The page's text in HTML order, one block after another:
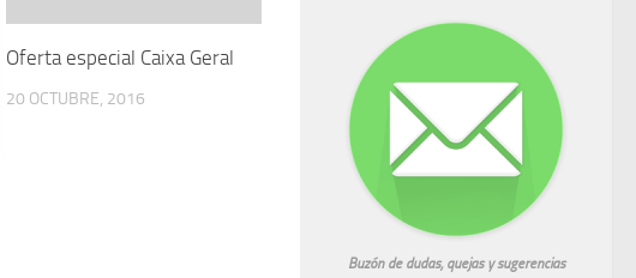
Oferta especial Caixa Geral
20 OCTUBRE, 2016
Buzón de dudas, quejas y sugerencias